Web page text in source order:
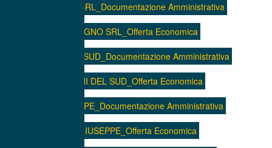
3. F.LLI SOGNO SRL_Documentazione Amministrativa
3. F.LLI SOGNO SRL_Offerta Economica
4. I GIARDINI DEL SUD_Documentazione Amministrativa
4. I GIARDINI DEL SUD_Offerta Economica
5. DAVID GIUSEPPE_Documentazione Amministrativa
5. DAVID GIUSEPPE_Offerta Economica